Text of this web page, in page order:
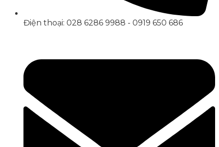
Điện thoại: 028 6286 9988 - 0919 650 686